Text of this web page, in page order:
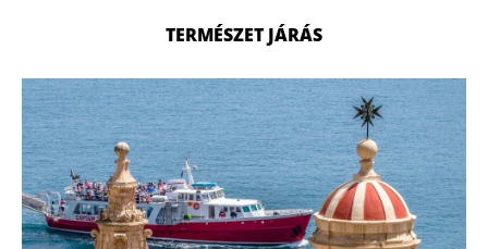
TERMÉSZET JÁRÁS